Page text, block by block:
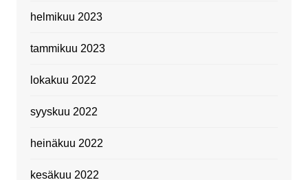
helmikuu 2023
tammikuu 2023
lokakuu 2022
syyskuu 2022
heinäkuu 2022
kesäkuu 2022